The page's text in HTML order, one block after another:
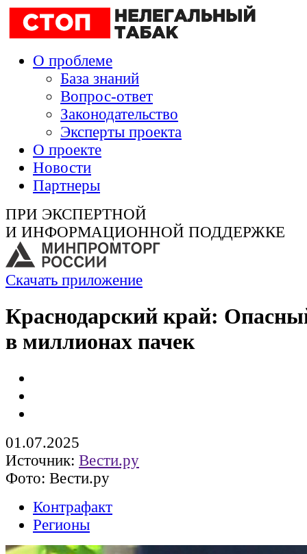
О проблеме
База знаний
Вопрос-ответ
Законодательство
Эксперты проекта
О проекте
Новости
Партнеры
ПРИ ЭКСПЕРТНОЙ
И ИНФОРМАЦИОННОЙ ПОДДЕРЖКЕ
Скачать приложение
Краснодарский край:
в миллионах пачек
01.07.2025
Источник: Вести.ру
Фото: Вести.ру
Контрафакт
Регионы